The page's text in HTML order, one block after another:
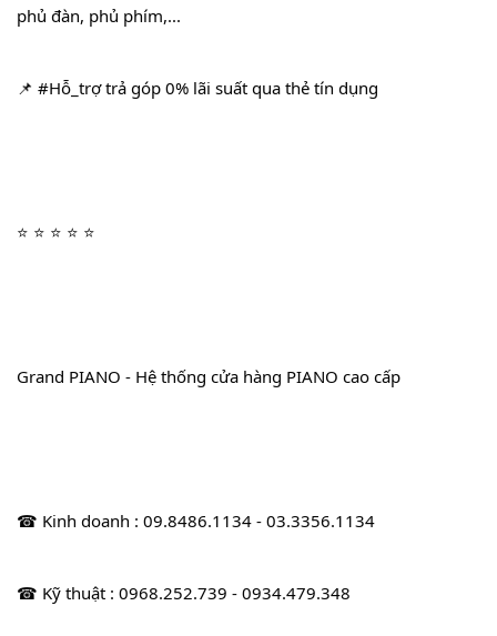
phủ đàn, phủ phím,...
📌 #Hỗ_trợ trả góp 0% lãi suất qua thẻ tín dụng
⭐ ⭐ ⭐ ⭐ ⭐
Grand PIANO - Hệ thống cửa hàng PIANO cao cấp
☎ Kinh doanh : 09.8486.1134 - 03.3356.1134
☎ Kỹ thuật : 0968.252.739 - 0934.479.348